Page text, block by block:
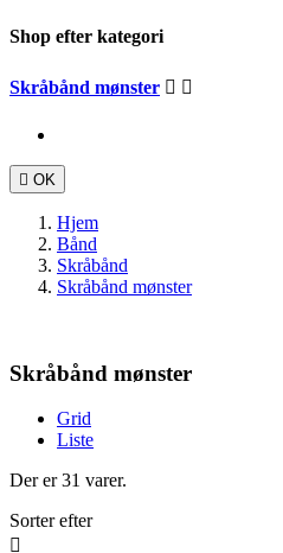
Shop efter kategori
Skråbånd mønster  
 OK
Hjem
Bånd
Skråbånd
Skråbånd mønster
Skråbånd mønster
Grid
Liste
Der er 31 varer.
Sorter efter
